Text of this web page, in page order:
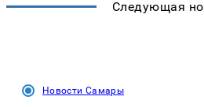
Следующая
Новости Самары